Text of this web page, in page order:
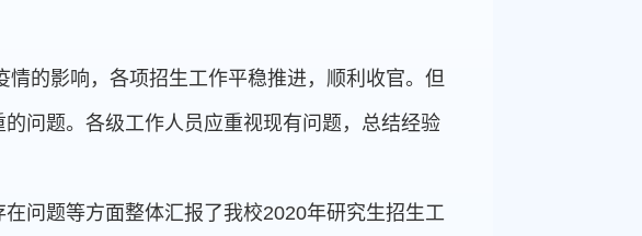
的影响，各项招生工作平稳推进，顺利收官。但
问题。各级工作人员应重视现有问题，总结经验
问题等方面整体汇报了我校2020年研究生招生工